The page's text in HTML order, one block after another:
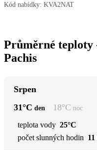
Kód nabídky: KVA2NAT
Průměrné teploty
Pachis
Srpen
31°C den 18°C noc
teplota vody 25°C
počet slunných hodin 11